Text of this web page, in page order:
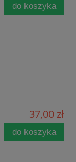
do koszyka
37,00 zł
do koszyka